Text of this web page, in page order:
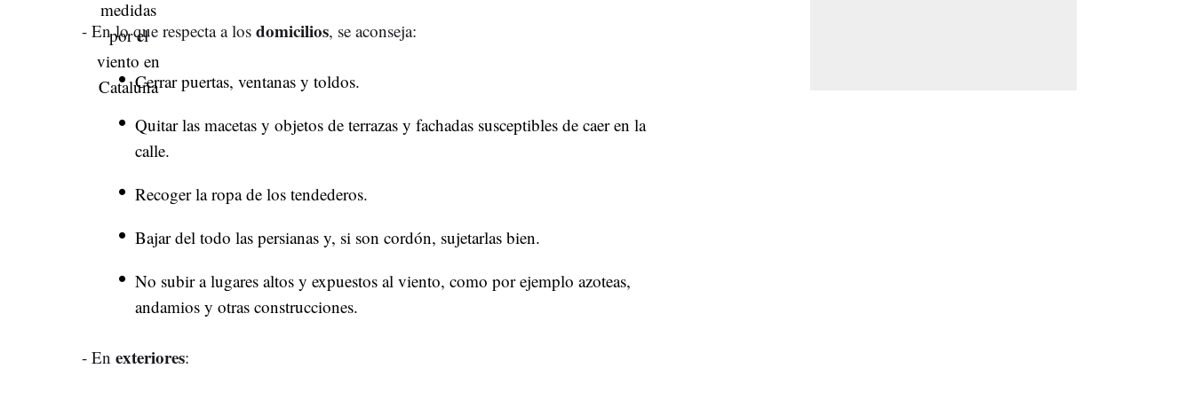
- En lo que respecta a los domicilios, se aconseja:
Cerrar puertas, ventanas y toldos.
Quitar las macetas y objetos de terrazas y fachadas susceptibles de caer en la
calle.
Recoger la ropa de los tendederos.
Bajar del todo las persianas y, si son cordón, sujetarlas bien.
No subir a lugares altos y expuestos al viento, como por ejemplo azoteas,
andamios y otras construcciones.
- En exteriores: